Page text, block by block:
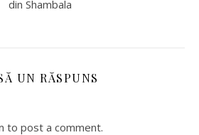
din Shambala
UN RĂSPUNS
to post a comment.